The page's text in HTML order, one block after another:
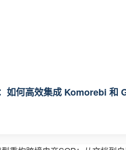
如何高效集成 Komorebi 和